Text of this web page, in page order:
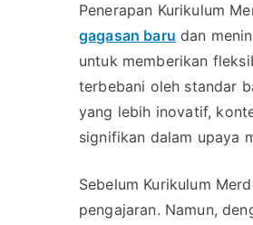
Penerapan Kurikulum
gagasan baru dan
untuk memberikan
terbebani oleh standar
yang lebih inovatif,
signifikan dalam upaya
Sebelum Kurikulum
pengajaran. Namun,